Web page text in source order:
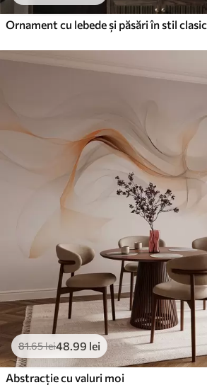
Ornament cu lebede și păsări în stil clasic
81.65lei48.99 lei
Abstracție cu valuri moi